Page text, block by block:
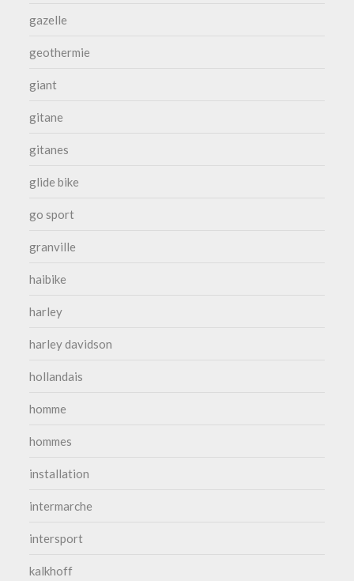
gazelle
geothermie
giant
gitane
gitanes
glide bike
go sport
granville
haibike
harley
harley davidson
hollandais
homme
hommes
installation
intermarche
intersport
kalkhoff